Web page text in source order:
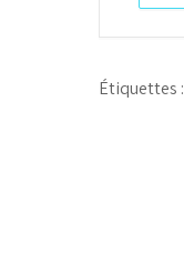
Étiquettes :